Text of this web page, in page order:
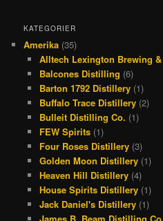
c
e
b
o
o
k
r
e
a
d
s
a
g
r
a
m
e
r
e
t
KATEGORIER
Amerika (35)
Alltech Lexington Brewing
Balcones Distilling (6)
Barton 1792 Distillery(1)
Buffalo Trace Distillery(2)
Bulleit Distilling Co. (1)
FEW Spirits(1)
Four Roses Distillery(3)
Golden Moon Distillery(1)
Heaven Hill Distillery(4)
House Spirits Distillery(1)
Jack Daniel's Distillery(1)